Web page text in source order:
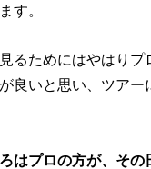
す。
るためにはやはりプ
良いと思い、ツアー
はプロの方が、その